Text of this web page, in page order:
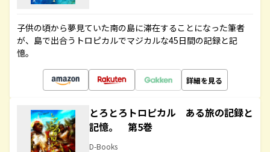
子供の頃から夢見ていた南の島に滞在することになった筆者
が、島で出合うトロピカルでマジカルな45日間の記録と記
憶。
詳細を見る
とろとろトロピカル ある旅の記録と
記憶。 第5巻
D-Books